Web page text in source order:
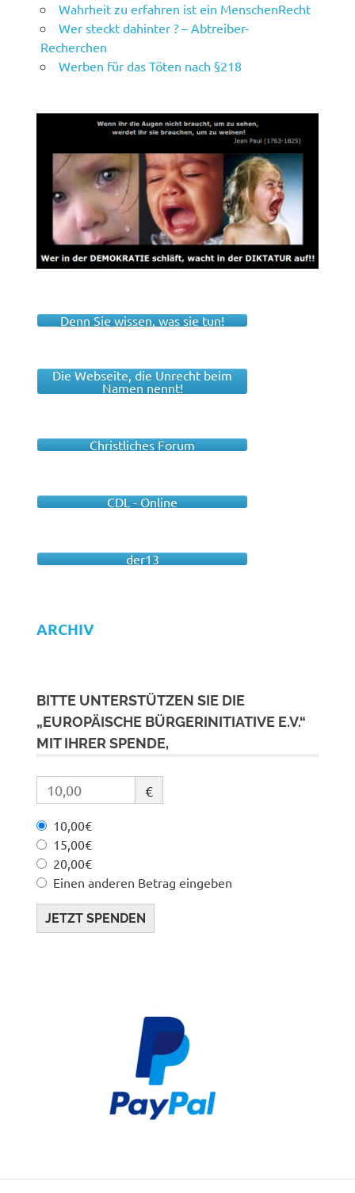
Wahrheit zu erfahren ist ein MenschenRecht
Wer steckt dahinter ? – Abtreiber-
Recherchen
Werben für das Töten nach §218
Denn Sie wissen, was sie tun!
Die Webseite, die Unrecht beim
Namen nennt!
Christliches Forum
CDL - Online
der13
ARCHIV
BITTE UNTERSTÜTZEN SIE DIE
„EUROPÄISCHE BÜRGERINITIATIVE E.V.“
MIT IHRER SPENDE,
€
10,00€
15,00€
20,00€
Einen anderen Betrag eingeben
JETZT SPENDEN